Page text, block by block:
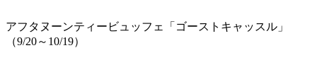
アフタヌーンティービュッフェ「ゴーストキャッスル」
（9/20～10/19）